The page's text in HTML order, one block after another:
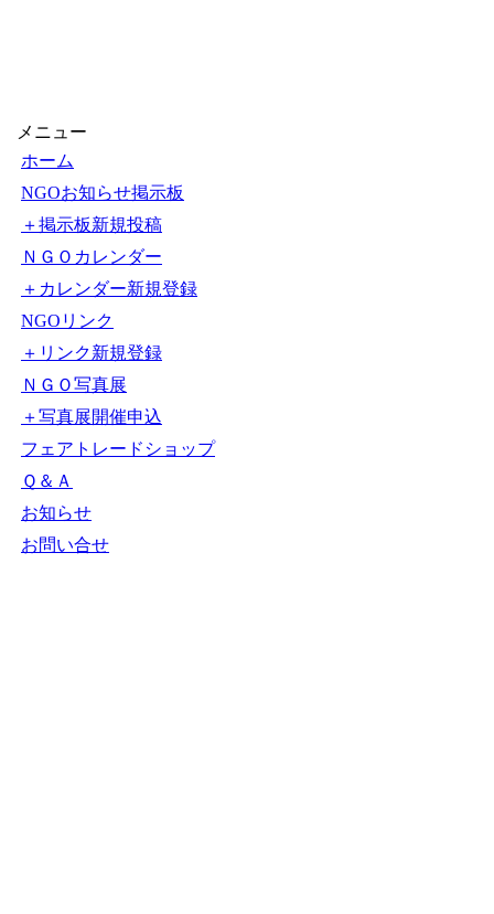
メニュー
ホーム
NGOお知らせ掲示板
＋掲示板新規投稿
ＮＧＯカレンダー
＋カレンダー新規登録
NGOリンク
＋リンク新規登録
ＮＧＯ写真展
＋写真展開催申込
フェアトレードショップ
Ｑ＆Ａ
お知らせ
お問い合せ